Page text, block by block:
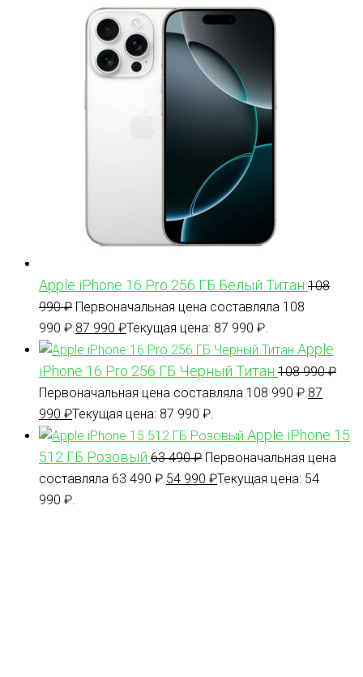
Apple iPhone 16 Pro 256 ГБ Белый Титан 108
990₽ Первоначальная цена составляла 108
990 ₽. 87 990 ₽Текущая цена: 87 990 ₽.
Apple
iPhone 16 Pro 256 ГБ Черный Титан 108 990₽
Первоначальная цена составляла 108 990 ₽. 87
990 ₽Текущая цена: 87 990 ₽.
Apple iPhone 15
512 ГБ Розовый 63 490₽ Первоначальная цена
составляла 63 490 ₽. 54 990 ₽Текущая цена: 54
990 ₽.